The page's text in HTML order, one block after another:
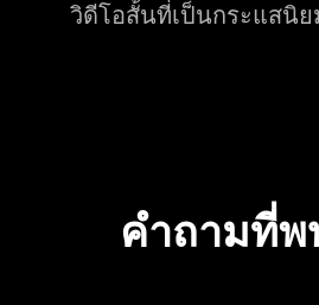
วิดีโอสั้นที่เป็นกระแสนิ
คำถามที่พ